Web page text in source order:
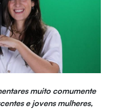
muito comumente
e jovens mulheres,